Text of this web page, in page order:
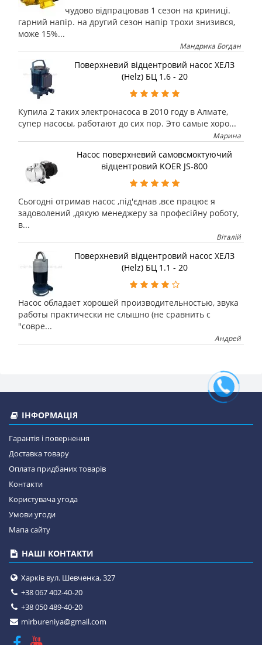
чудово відпрацював 1 сезон на криниці.
гарний напір. на другий сезон напір трохи знизився,
може 15%...
Мандрика Богдан
Поверхневий відцентровий насос ХЕЛЗ
(Helz) БЦ 1.6 - 20
Купила 2 таких электронасоса в 2010 году в Алмате,
супер насосы, работают до сих пор. Это самые хоро...
Марина
Насос поверхневий самовсмоктуючий
відцентровий KOER JS-800
Сьогодні отримав насос ,під'єднав ,все працює я
задоволений ,дякую менеджеру за професійну роботу,
в...
Віталій
Поверхневий відцентровий насос ХЕЛЗ
(Helz) БЦ 1.1 - 20
Насос обладает хорошей производительностью, звука
работы практически не слышно (не сравнить с
"совре...
Андрей
ІНФОРМАЦІЯ
Гарантія і повернення
Доставка товару
Оплата придбаних товарів
Контакти
Користувача угода
Умови угоди
Мапа сайту
НАШІ КОНТАКТИ
Харків вул. Шевченка, 327
+38 067 402-40-20
+38 050 489-40-20
mirbureniya@gmail.com